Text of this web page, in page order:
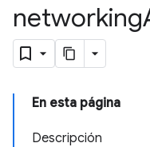
networking
En esta página
Descripción